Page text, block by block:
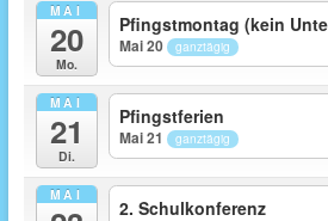
MAI
20
Mo.
Pfingstmontag (kein
Mai 20 ganztägig
MAI
21
Di.
Pfingstferien
Mai 21 ganztägig
MAI
2. Schulkonferenz